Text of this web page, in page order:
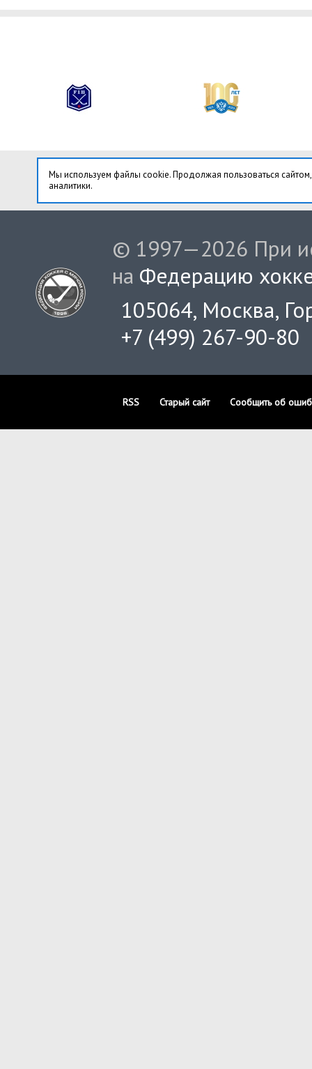
Мы используем файлы cookie. Продолжая пользоваться
аналитики.
© 1997—2026 При
на Федерацию
105064, Москва,
+7 (499) 267-90-80
RSS Старый сайт Сообщить об